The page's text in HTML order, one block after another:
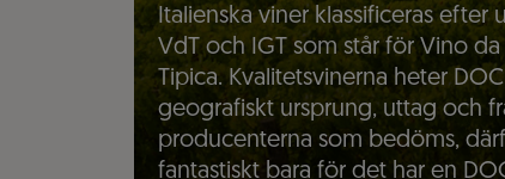
Italienska viner klassificeras efter
VdT och IGT som står för Vino
Tipica. Kvalitetsvinerna heter
geografiskt ursprung, uttag och
producenterna som bedöms,
fantastiskt bara för det har en